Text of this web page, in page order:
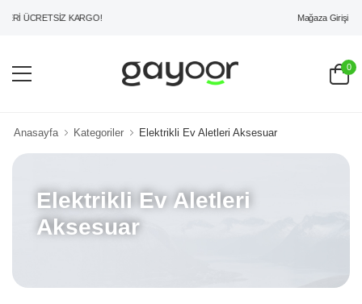
ÜCRETSİZ KARGO! Mağaza Girişi
0
Anasayfa Kategoriler Elektrikli Ev Aletleri Aksesuar
Elektrikli Ev Aletleri
Aksesuar